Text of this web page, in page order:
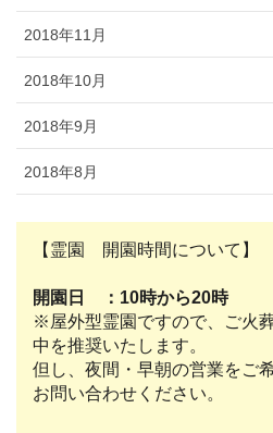
2018年11月
2018年10月
2018年9月
2018年8月
【霊園 開園時間について】
開園日 ：10時から20時
※屋外型霊園ですので、ご火
中を推奨いたします。
但し、夜間・早朝の営業をご
お問い合わせください。